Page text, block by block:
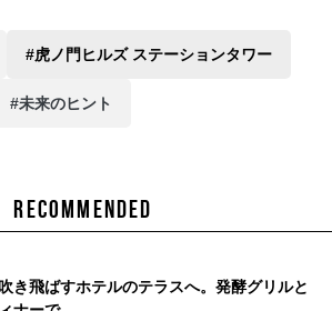
RECOMMENDED
き飛ばすホテルのテラスへ。発酵グリルと
#虎ノ門ヒルズ ステーションタワー
#未来のヒント